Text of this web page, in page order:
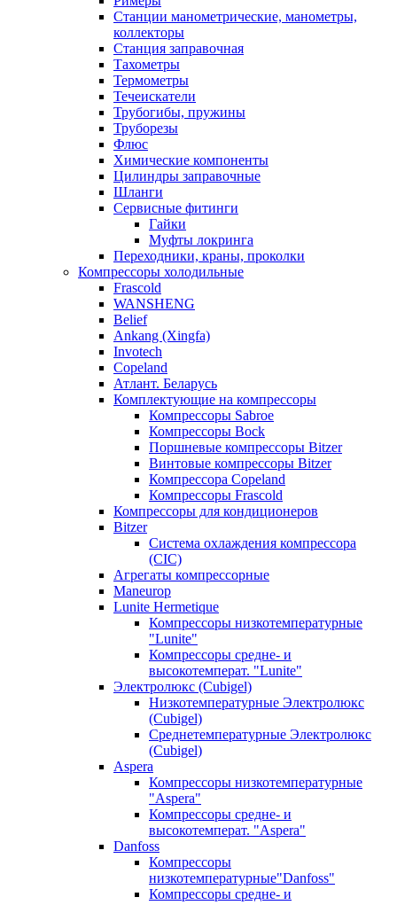
Станции манометрические, манометры,
коллекторы
Станция заправочная
Тахометры
Термометры
Течеискатели
Трубогибы, пружины
Труборезы
Флюс
Химические компоненты
Цилиндры заправочные
Шланги
Сервисные фитинги
Гайки
Муфты локринга
Переходники, краны, проколки
Компрессоры холодильные
Frascold
WANSHENG
Belief
Ankang (Xingfa)
Invotech
Copeland
Атлант. Беларусь
Комплектующие на компрессоры
Компрессоры Sabroe
Компрессоры Bock
Поршневые компрессоры Bitzer
Винтовые компрессоры Bitzer
Компрессора Copeland
Компрессоры Frascold
Компрессоры для кондиционеров
Bitzer
Система охлаждения компрессора
(CIC)
Агрегаты компрессорные
Maneurop
Lunite Hermetique
Компрессоры низкотемпературные
"Lunite"
Компрессоры средне- и
высокотемперат. "Lunite"
Электролюкс (Cubigel)
Низкотемпературные Электролюкс
(Cubigel)
Среднетемпературные Электролюкс
(Cubigel)
Aspera
Компрессоры низкотемпературные
"Aspera"
Компрессоры средне- и
высокотемперат. "Aspera"
Danfoss
Компрессоры
низкотемпературные"Danfoss"
Компрессоры средне- и